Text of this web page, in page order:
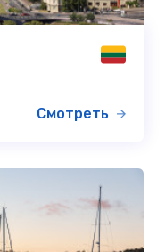
Смотреть